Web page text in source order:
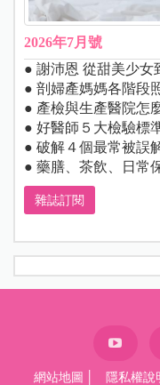
2026年7月號
● 謝沛恩 從甜美少女
● 剖婦產媽媽各階段
● 產檢與生產醫院怎
● 好醫師５大檢驗標
● 破解４個最常被誤
● 藥膳、茶飲、日常
雜誌訂閱
網站地圖 隱私權說